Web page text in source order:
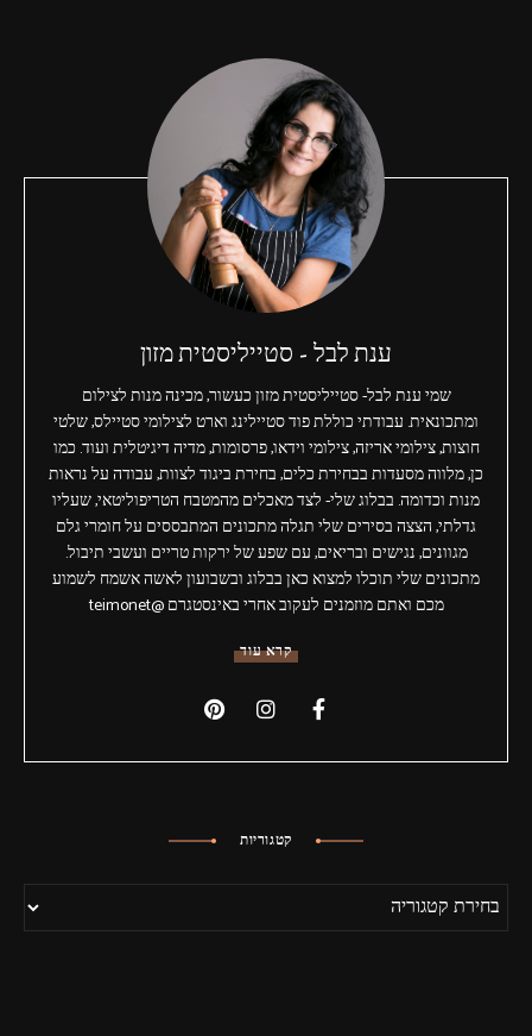
ענת לבל - סטייליסטית מזון
שמי ענת לבל- סטייליסטית מזון כעשור, מכינה מנות לצילום
ומתכונאית. עבודתי כוללת פוד סטיילינג וארט לצילומי סטיילס, שלטי
חוצות, צילומי אריזה, צילומי וידאו, פרסומות, מדיה דיגיטלית ועוד. כמו
כן, מלווה מסעדות בבחירת כלים, בחירת ביגוד לצוות, עבודה על נראות
מנות וכדומה. בבלוג שלי- לצד מאכלים מהמטבח הטריפוליטאי, שעליו
גדלתי, הצצה בסירים שלי תגלה מתכונים המתבססים על חומרי גלם
מגוונים, נגישים ובריאים, עם שפע של ירקות טריים ועשבי תיבול.
מתכונים שלי תוכלו למצוא כאן בבלוג ובשבועון לאשה אשמח לשמוע
מכם ואתם מוזמנים לעקוב אחרי באינסטגרם @teimonet
קרא עוד
קטגוריות